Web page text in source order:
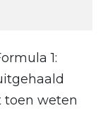
1:
toen weten